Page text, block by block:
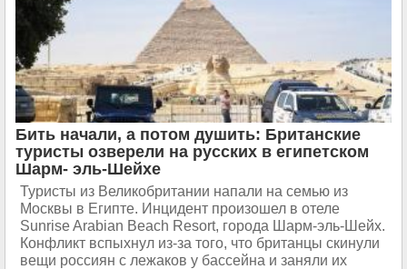
Бить начали, а потом душить: Британские
туристы озверели на русских в египетском
Шарм- эль-Шейхе
Туристы из Великобритании напали на семью из
Москвы в Египте. Инцидент произошел в отеле
Sunrise Arabian Beach Resort, города Шарм-эль-Шейх.
Конфликт вспыхнул из-за того, что британцы скинули
вещи россиян с лежаков у бассейна и заняли их